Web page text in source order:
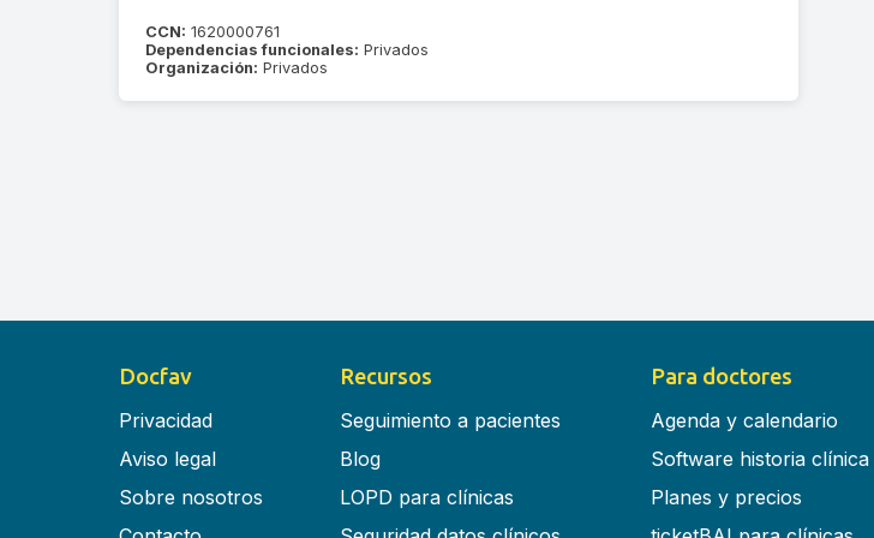
CCN: 1620000761
Dependencias funcionales: Privados
Organización: Privados
Docfav
Privacidad
Aviso legal
Sobre nosotros
Recursos
Seguimiento a pacientes
Blog
LOPD para clínicas
Para doctores
Agenda y calendario
Software historia clínica
Planes y precios